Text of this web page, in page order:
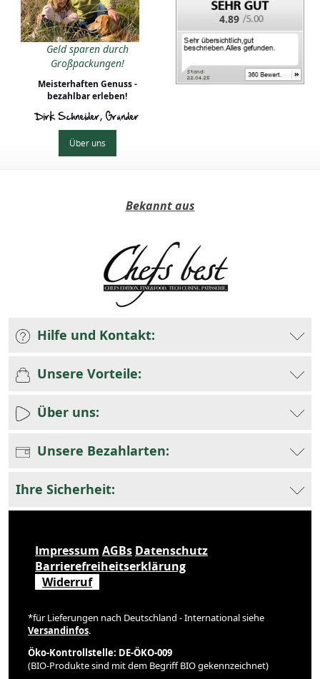
Geld sparen durch
Großpackungen!
Meisterhaften Genuss -
bezahlbar erleben!
Dirk Schneider, Gründer
Über uns
4.89
Bekannt aus
Hilfe und Kontakt:
Unsere Vorteile:
Über uns:
Unsere Bezahlarten:
Ihre Sicherheit:
Impressum AGBs Datenschutz
Barrierefreiheitserklärung
Widerruf
*für Lieferungen nach Deutschland - International siehe
Versandinfos.
Öko-Kontrollstelle: DE-ÖKO-009
(BIO-Produkte sind mit dem Begriff BIO gekennzeichnet)